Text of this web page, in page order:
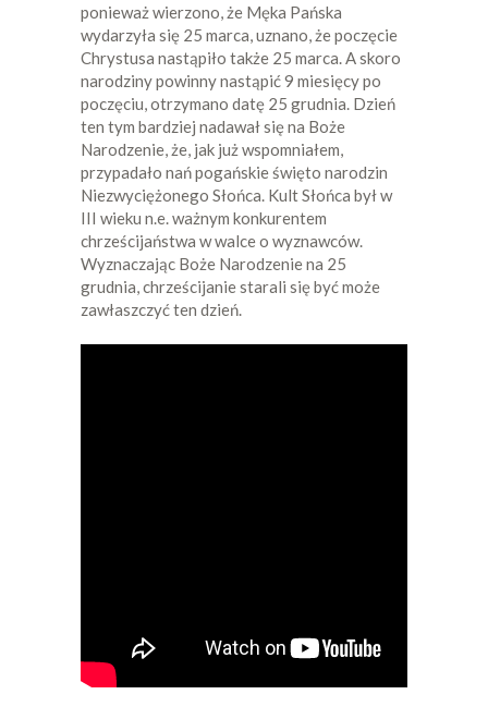
ponieważ wierzono, że Męka Pańska
wydarzyła się 25 marca, uznano, że poczęcie
Chrystusa nastąpiło także 25 marca. A skoro
narodziny powinny nastąpić 9 miesięcy po
poczęciu, otrzymano datę 25 grudnia. Dzień
ten tym bardziej nadawał się na Boże
Narodzenie, że, jak już wspomniałem,
przypadało nań pogańskie święto narodzin
Niezwyciężonego Słońca. Kult Słońca był w
III wieku n.e. ważnym konkurentem
chrześcijaństwa w walce o wyznawców.
Wyznaczając Boże Narodzenie na 25
grudnia, chrześcijanie starali się być może
zawłaszczyć ten dzień.